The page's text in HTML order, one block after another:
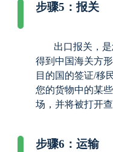
步骤5：报关
出口报关，
得到中国海关方
目的国的签证/移
您的货物中的某
场，并将被打开
步骤6：运输